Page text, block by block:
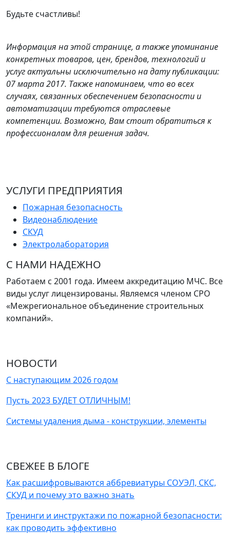
Будьте счастливы!
Информация на этой странице, а также упоминание
конкретных товаров, цен, брендов, технологий и
услуг актуальны исключительно на дату публикации:
07 марта 2017. Также напоминаем, что во всех
случаях, связанных обеспечением безопасности и
автоматизации требуются отраслевые
компетенции. Возможно, Вам стоит обратиться к
профессионалам для решения задач.
УСЛУГИ ПРЕДПРИЯТИЯ
Пожарная безопасность
Видеонаблюдение
СКУД
Электролаборатория
С НАМИ НАДЕЖНО
Работаем с 2001 года. Имеем аккредитацию МЧС. Все
виды услуг лицензированы. Являемся членом СРО
«Межрегиональное объединение строительных
компаний».
НОВОСТИ
С наступающим 2026 годом
Пусть 2023 БУДЕТ ОТЛИЧНЫМ!
Системы удаления дыма - конструкции, элементы
СВЕЖЕЕ В БЛОГЕ
Как расшифровываются аббревиатуры СОУЭЛ, СКС,
СКУД и почему это важно знать
Тренинги и инструктажи по пожарной безопасности:
как проводить эффективно